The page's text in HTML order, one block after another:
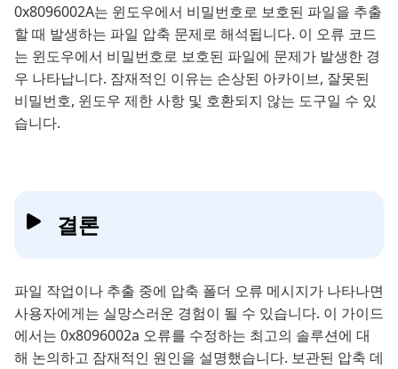
0x8096002A는 윈도우에서 비밀번호로 보호된 파일을 추출
할 때 발생하는 파일 압축 문제로 해석됩니다. 이 오류 코드
는 윈도우에서 비밀번호로 보호된 파일에 문제가 발생한 경
우 나타납니다. 잠재적인 이유는 손상된 아카이브, 잘못된
비밀번호, 윈도우 제한 사항 및 호환되지 않는 도구일 수 있
습니다.
결론
파일 작업이나 추출 중에 압축 폴더 오류 메시지가 나타나면
사용자에게는 실망스러운 경험이 될 수 있습니다. 이 가이드
에서는 0x8096002a 오류를 수정하는 최고의 솔루션에 대
해 논의하고 잠재적인 원인을 설명했습니다. 보관된 압축 데